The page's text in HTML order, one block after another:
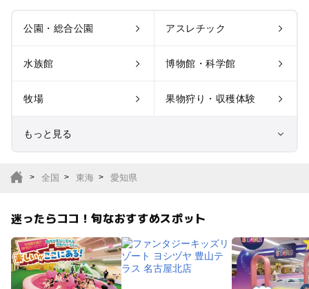
公園・総合公園 アスレチック
水族館 博物館・科学館
牧場 果物狩り・収穫体験
もっと見る
サファリパーク
植物園・フラワーパー
ク
キャンプ場
全国 東海 愛知県
迷ったらココ！旬なおすすめスポット